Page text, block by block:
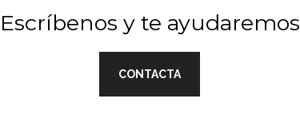
Escríbenos y te ayudaremos
CONTACTA